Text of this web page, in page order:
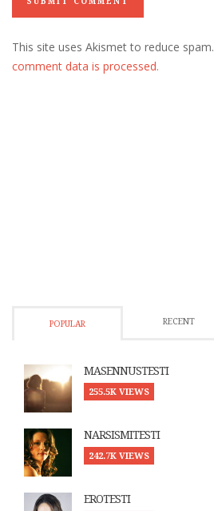
This site uses Akismet to reduce spam.
comment data is processed.
POPULAR RECENT
MASENNUSTESTI
255.5K VIEWS
NARSISMITESTI
242.7K VIEWS
EROTESTI